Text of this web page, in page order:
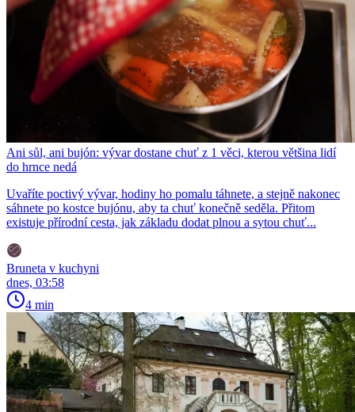
Ani sůl, ani bujón: vývar dostane chuť z 1 věci, kterou většina lidí
do hrnce nedá
Uvaříte poctivý vývar, hodiny ho pomalu táhnete, a stejně nakonec
sáhnete po kostce bujónu, aby ta chuť konečně seděla. Přitom
existuje přírodní cesta, jak základu dodat plnou a sytou chuť...
Bruneta v kuchyni
dnes, 03:58
4 min